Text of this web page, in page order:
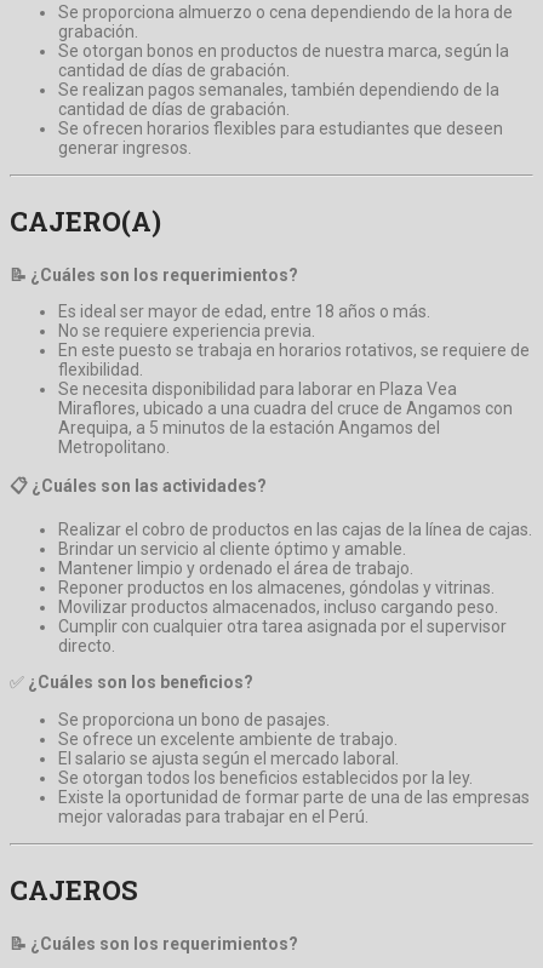
Se proporciona almuerzo o cena dependiendo de la hora de
grabación.
Se otorgan bonos en productos de nuestra marca, según la
cantidad de días de grabación.
Se realizan pagos semanales, también dependiendo de la
cantidad de días de grabación.
Se ofrecen horarios flexibles para estudiantes que deseen
generar ingresos.
CAJERO(A)
📝 ¿Cuáles son los requerimientos?
Es ideal ser mayor de edad, entre 18 años o más.
No se requiere experiencia previa.
En este puesto se trabaja en horarios rotativos, se requiere de
flexibilidad.
Se necesita disponibilidad para laborar en Plaza Vea
Miraflores, ubicado a una cuadra del cruce de Angamos con
Arequipa, a 5 minutos de la estación Angamos del
Metropolitano.
📋 ¿Cuáles son las actividades?
Realizar el cobro de productos en las cajas de la línea de cajas.
Brindar un servicio al cliente óptimo y amable.
Mantener limpio y ordenado el área de trabajo.
Reponer productos en los almacenes, góndolas y vitrinas.
Movilizar productos almacenados, incluso cargando peso.
Cumplir con cualquier otra tarea asignada por el supervisor
directo.
✅ ¿Cuáles son los beneficios?
Se proporciona un bono de pasajes.
Se ofrece un excelente ambiente de trabajo.
El salario se ajusta según el mercado laboral.
Se otorgan todos los beneficios establecidos por la ley.
Existe la oportunidad de formar parte de una de las empresas
mejor valoradas para trabajar en el Perú.
CAJEROS
📝 ¿Cuáles son los requerimientos?